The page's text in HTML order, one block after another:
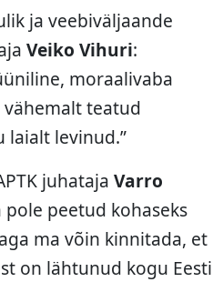
ja veebiväljaande
Veiko Vihuri:
moraalivaba
teatud
laialt levinud.”
juhataja Varro
pole peetud kohaseks
ma võin kinnitada, et
on lähtunud kogu Eesti